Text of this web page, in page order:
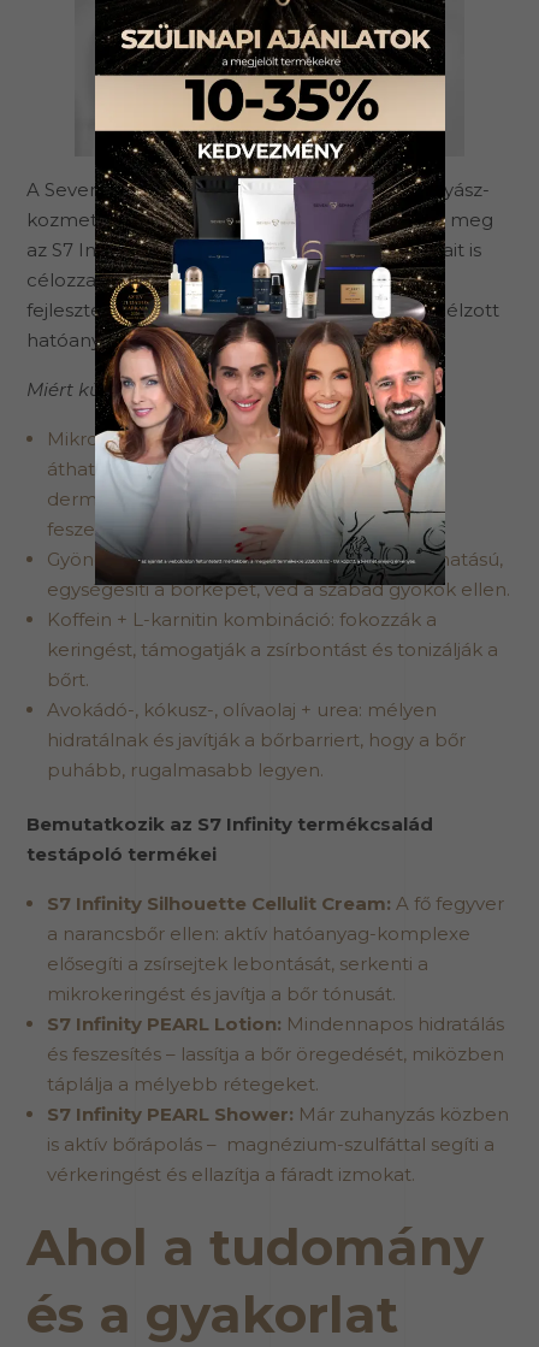
A Seven Sekina és Dr. Pónyai Katinka bőrgyógyász-
kozmetológus együttműködésében született meg
az S7 Infinity termékcsalád, amely a cellulit okait is
célozza, nem csupán a tüneteit. A termékek
fejlesztése tudományos kutatásokra és aktív, célzott
hatóanyagokra épül.
Miért különleges a formula?
Mikropeptid-kollagén: az apró részecskék
áthatolnak a felhámrétegen és bejutnak a
dermisbe, javítva a bőr rugalmasságát és
feszességét.
Gyöngypor és zöld tea kivonat: antioxidáns hatású,
egységesíti a bőrképet, véd a szabad gyökök ellen.
Koffein + L-karnitin kombináció: fokozzák a
keringést, támogatják a zsírbontást és tonizálják a
bőrt.
Avokádó-, kókusz-, olívaolaj + urea: mélyen
hidratálnak és javítják a bőrbarriert, hogy a bőr
puhább, rugalmasabb legyen.
Bemutatkozik az S7 Infinity termékcsalád
testápoló termékei
S7 Infinity Silhouette Cellulit Cream: A fő fegyver
a narancsbőr ellen: aktív hatóanyag-komplexe
elősegíti a zsírsejtek lebontását, serkenti a
mikrokeringést és javítja a bőr tónusát.
S7 Infinity PEARL Lotion: Mindennapos hidratálás
és feszesítés – lassítja a bőr öregedését, miközben
táplálja a mélyebb rétegeket.
S7 Infinity PEARL Shower: Már zuhanyzás közben
is aktív bőrápolás – magnézium-szulfáttal segíti a
vérkeringést és ellazítja a fáradt izmokat.
Ahol a tudomány
és a gyakorlat